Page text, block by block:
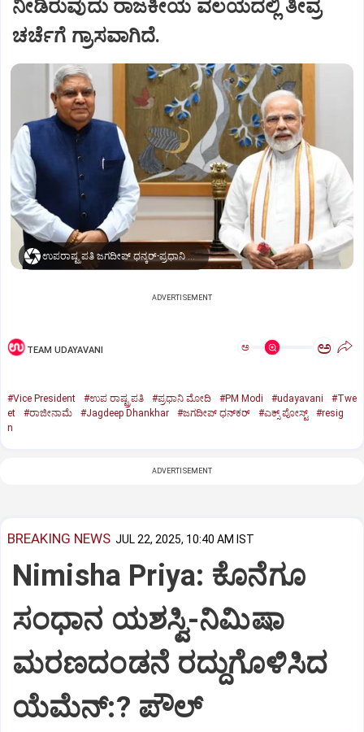
ನೀಡಿರುವುದು ರಾಜಕೀಯ ವಲಯದಲ್ಲಿ ತೀವ್ರ
ಚರ್ಚೆಗೆ ಗ್ರಾಸವಾಗಿದೆ.
ಉಪರಾಷ್ಟ್ರಪತಿ ಜಗದೀಪ್‌ ಧನ್ಕರ್-ಪ್ರಧಾನಿ ಮೋದಿ
ADVERTISEMENT
TEAM UDAYAVANI ಅ ಅ
#Vice President #ಉಪ ರಾಷ್ಟ್ರಪತಿ #ಪ್ರಧಾನಿ ಮೋದಿ #PM Modi #udayavani
#Twe
et
#ರಾಜೀನಾಮೆ #Jagdeep Dhankhar #ಜಗದೀಪ್‌ ಧನ್‌ಕರ್‌ #ಎಕ್ಸ್‌ ಪೋಸ್ಟ್
#resig
n
ADVERTISEMENT
BREAKING NEWS JUL 22, 2025, 10:40 AM IST
Nimisha Priya: ಕೊನೆಗೂ
ಸಂಧಾನ ಯಶಸ್ವಿ-ನಿಮಿಷಾ
ಮರಣದಂಡನೆ ರದ್ದುಗೊಳಿಸಿದ
ಯೆಮೆನ್:? ಪೌಲ್